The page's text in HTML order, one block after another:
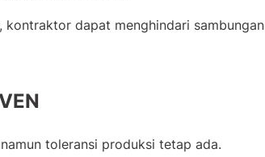
kontraktor dapat menghindari sambungan
toleransi produksi tetap ada.